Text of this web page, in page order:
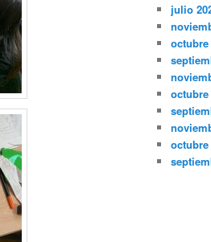
julio
octubre
octubre
octubre